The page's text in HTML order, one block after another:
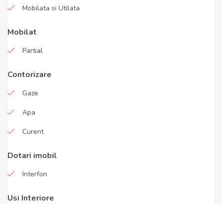
Mobilata si Utilata
Mobilat
Partial
Contorizare
Gaze
Apa
Curent
Dotari imobil
Interfon
Usi Interiore